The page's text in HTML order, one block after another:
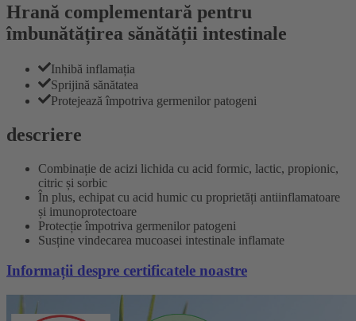
Hrană complementară pentru
îmbunătățirea sănătății intestinale
Inhibă inflamația
Sprijină sănătatea
Protejează împotriva germenilor patogeni
descriere
Combinație de acizi lichida cu acid formic, lactic, propionic,
citric și sorbic
În plus, echipat cu acid humic cu proprietăți antiinflamatoare
și imunoprotectoare
Protecție împotriva germenilor patogeni
Susține vindecarea mucoasei intestinale inflamate
Informații despre certificatele noastre